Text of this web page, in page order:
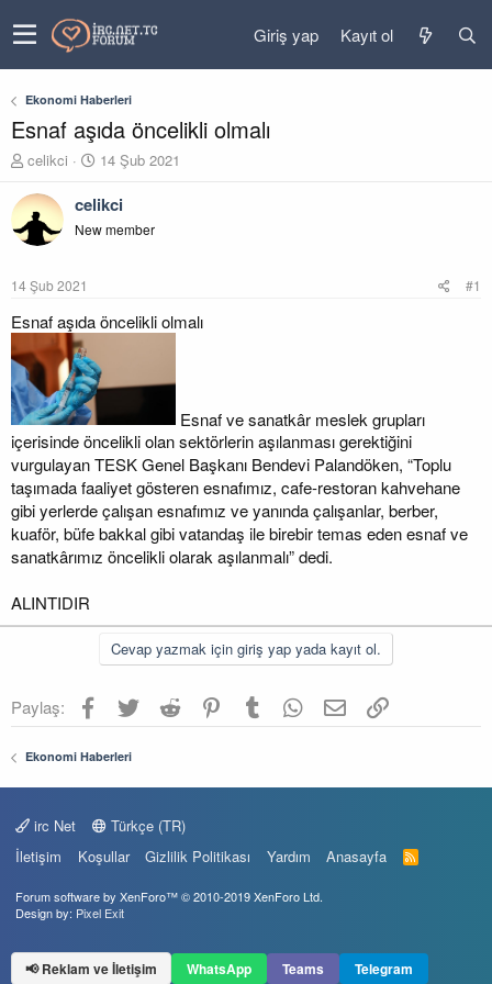
Giriş yap Kayıt ol
Ekonomi Haberleri
Esnaf aşıda öncelikli olmalı
K
n
u
y
b
a
ş
l
a
t
a
n
celikci
B
ş
l
a
ç
t
r
i
i
14 Şub 2021
celikci
New member
14 Şub 2021 #1
Esnaf aşıda öncelikli olmalı
Esnaf ve sanatkâr meslek grupları
içerisinde öncelikli olan sektörlerin aşılanması gerektiğini
vurgulayan TESK Genel Başkanı Bendevi Palandöken, “Toplu
taşımada faaliyet gösteren esnafımız, cafe-restoran kahvehane
gibi yerlerde çalışan esnafımız ve yanında çalışanlar, berber,
kuaför, büfe bakkal gibi vatandaş ile birebir temas eden esnaf ve
sanatkârımız öncelikli olarak aşılanmalı” dedi.
ALINTIDIR
Cevap yazmak için giriş yap yada kayıt ol.
Paylaş: Facebook
TwitterReddit PinterestTumblr WhatsApp
E-postaLink
Ekonomi Haberleri
irc Net
Türkçe (TR)
İletişim
Koşullar Gizlilik Politikası Yardım Anasayfa
R
S
Forum software by XenForo™© 2010-2019 XenForo Ltd.
Design by: Pixel Exit
📢 Reklam ve İletişim WhatsApp Teams Telegram